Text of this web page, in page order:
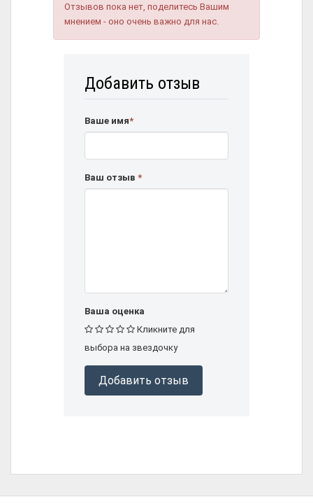
Отзывов пока нет, поделитесь Вашим
мнением - оно очень важно для нас.
Добавить отзыв
Ваше имя*
Ваш отзыв *
Ваша оценка
Кликните для
выбора на звездочку
Добавить отзыв